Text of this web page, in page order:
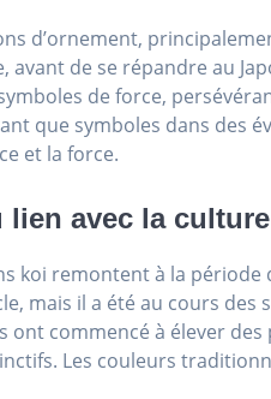
d’ornement,
avant de se répandre au
de force,
que symboles dans des
et la force.
lien avec la
koi remontent à la période
mais il a été au cours
ont commencé à élever
Les couleurs